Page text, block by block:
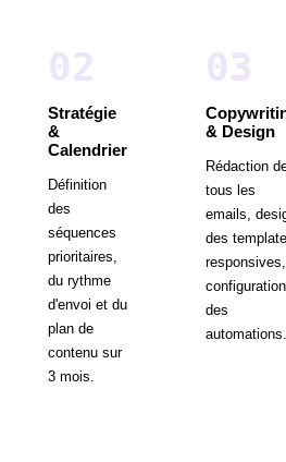
02
Stratégie
&
Calendrier
Définition
des
séquences
prioritaires,
du rythme
d'envoi et du
plan de
contenu sur
3 mois.
03
& Design
Rédaction
tous les
emails,
des
responsives,
configuration
des
automations.